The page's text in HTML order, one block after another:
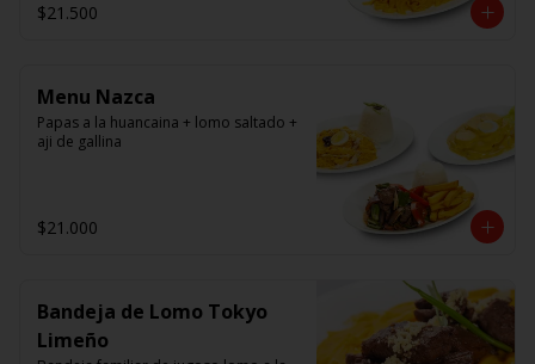
$21.500
Menu Nazca
Papas a la huancaina + lomo saltado +
aji de gallina
$21.000
Bandeja de Lomo Tokyo
Limeño